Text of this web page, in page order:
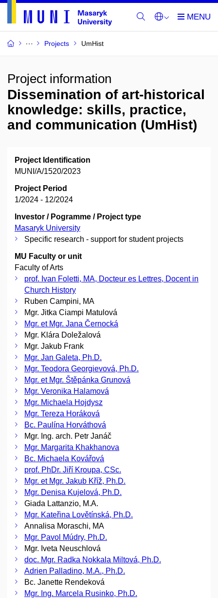
Projects UmHist
Project information
Dissemination of art-historical
knowledge: skills, practice,
and communication (UmHist)
Project Identification
MUNI/A/1520/2023
Project Period
1/2024 - 12/2024
Investor / Pogramme / Project type
Masaryk University
Specific research - support for student projects
MU Faculty or unit
Faculty of Arts
prof. Ivan Foletti, MA, Docteur es Lettres, Docent in
Church History
Ruben Campini, MA
Mgr. Jitka Ciampi Matulová
Mgr. et Mgr. Jana Černocká
Mgr. Klára Doležalová
Mgr. Jakub Frank
Mgr. Jan Galeta, Ph.D.
Mgr. Teodora Georgievová, Ph.D.
Mgr. et Mgr. Štěpánka Grunová
Mgr. Veronika Halamová
Mgr. Michaela Hojdysz
Mgr. Tereza Horáková
Bc. Paulína Horváthová
Mgr. Ing. arch. Petr Janáč
Mgr. Margarita Khakhanova
Bc. Michaela Kovářová
prof. PhDr. Jiří Kroupa, CSc.
Mgr. et Mgr. Jakub Kříž, Ph.D.
Mgr. Denisa Kujelová, Ph.D.
Giada Lattanzio, M.A.
Mgr. Kateřina Lovětínská, Ph.D.
Annalisa Moraschi, MA
Mgr. Pavol Múdry, Ph.D.
Mgr. Iveta Neuschlová
doc. Mgr. Radka Nokkala Miltová, Ph.D.
Adrien Palladino, M.A., Ph.D.
Bc. Janette Rendeková
Mgr. Ing. Marcela Rusinko, Ph.D.